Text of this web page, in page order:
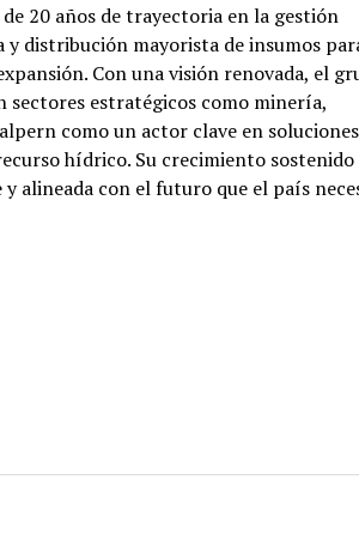
20 años de trayectoria en la gestión
distribución mayorista de insumos
Con una visión renovada, el
estratégicos como minería,
como un actor clave en soluciones
hídrico. Su crecimiento sostenido
alineada con el futuro que el país